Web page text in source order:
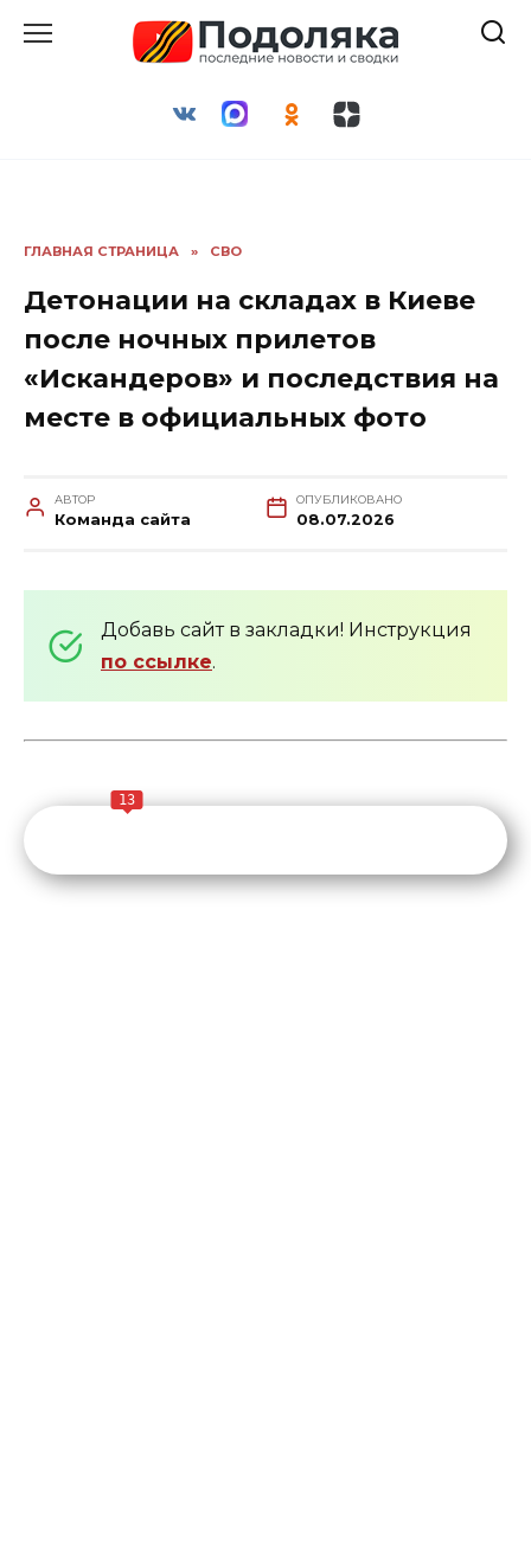
ГЛАВНАЯ СТРАНИЦА » СВО
Детонации на складах в Киеве
после ночных прилетов
«Искандеров» и последствия на
месте в официальных фото
АВТОР
Команда сайта
ОПУБЛИКОВАНО
08.07.2026
Добавь сайт в закладки! Инструкция
по ссылке.
13